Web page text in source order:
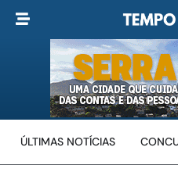
ÚLTIMAS NOTÍCIAS